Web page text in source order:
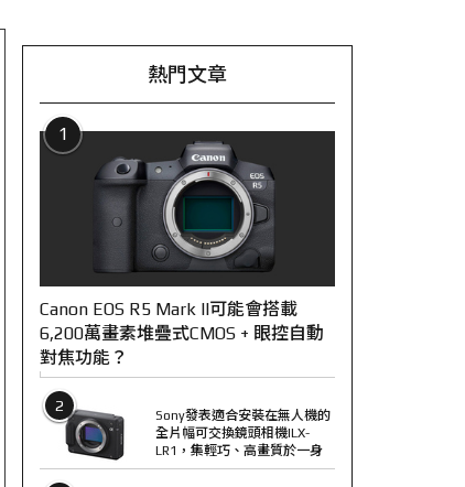
熱門文章
1
Canon EOS R5 Mark II可能會搭載
6,200萬畫素堆疊式CMOS + 眼控自動
對焦功能？
2
Sony發表適合安裝在無人機的
全片幅可交換鏡頭相機ILX-
LR1，集輕巧、高畫質於一身